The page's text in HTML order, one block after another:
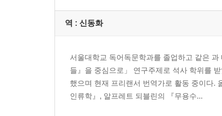
역 : 신동화
서울대학교 독어독문학과를 졸업하고 같은
들』을 중심으로」 연구주제로 석사 학위를
했으며 현재 프리랜서 번역가로 활동 중이다.
인류학』, 알프레트 되블린의 『무용수...